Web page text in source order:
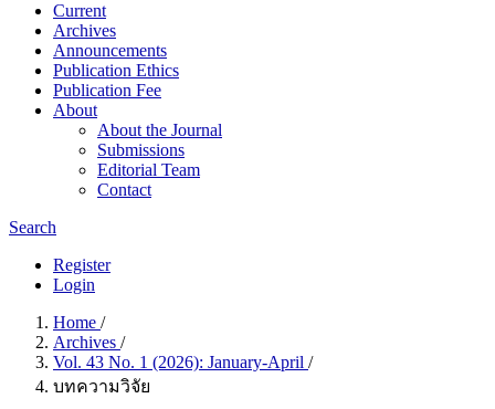
Current
Archives
Announcements
Publication Ethics
Publication Fee
About
About the Journal
Submissions
Editorial Team
Contact
Search
Register
Login
Home /
Archives /
Vol. 43 No. 1 (2026): January-April /
บทความวิจัย